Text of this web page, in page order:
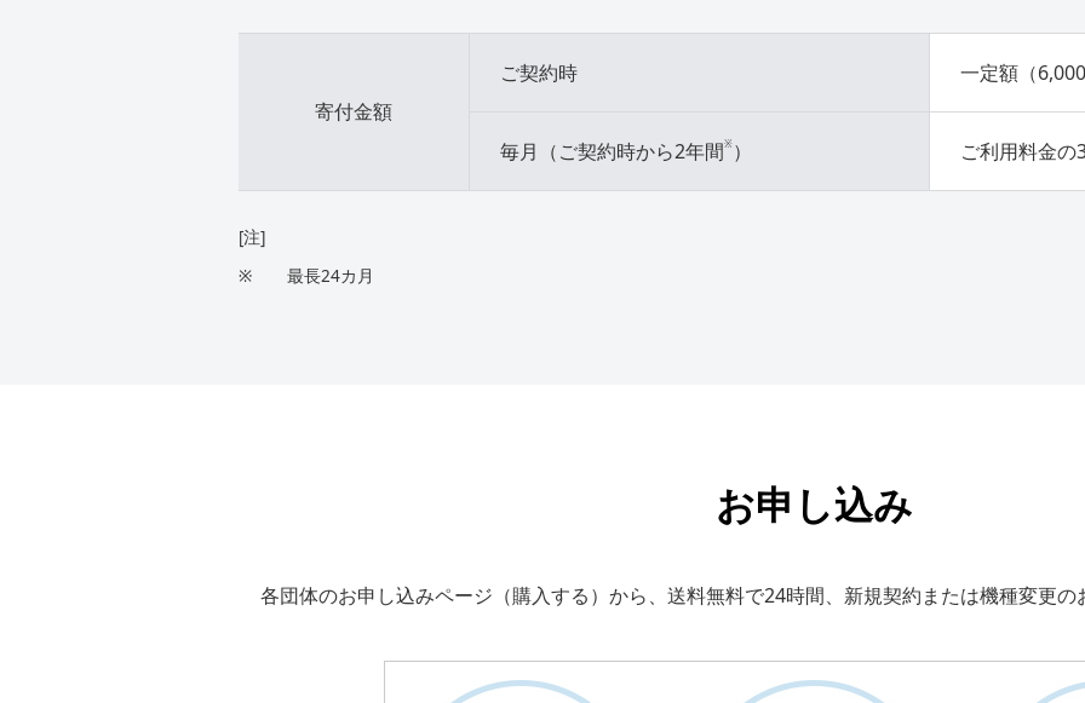
寄付金額
ご契約時 一定額（
毎月 （ご契約時から2年間※） ご利用料金の
[注]
※
最長24カ月
お申し込み
各団体のお申し込みページ（購入する）から、送料無料で24時間、新規契約または機種変更